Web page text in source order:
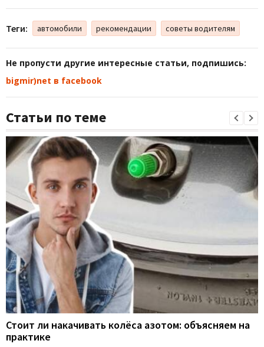
Теги: автомобили рекомендации советы водителям
Не пропусти другие интересные статьи, подпишись:
bigmir)net в facebook
Статьи по теме
Стоит ли накачивать колёса азотом: объясняем на
практике